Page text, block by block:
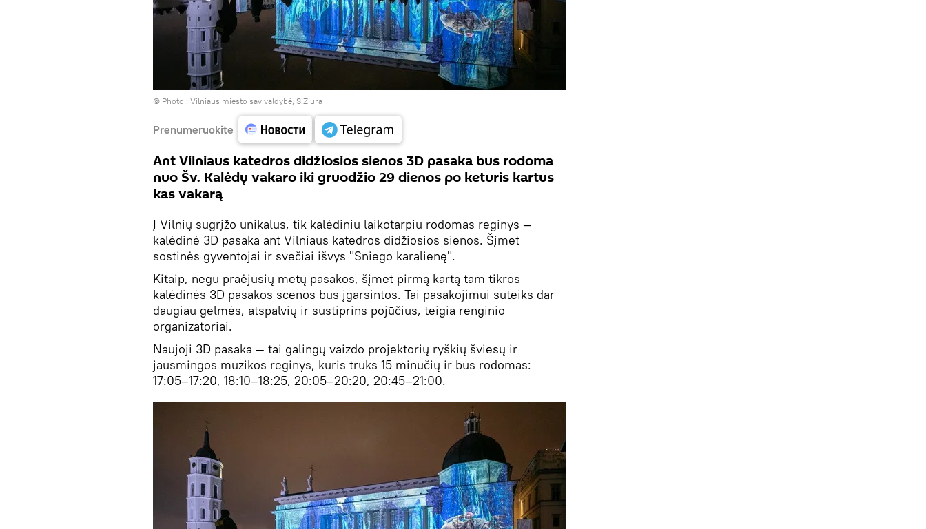
© Photo : Vilniaus miesto savivaldybė, S.Ziura
Prenumeruokite
Ant Vilniaus katedros didžiosios sienos 3D pasaka bus rodoma
nuo Šv. Kalėdų vakaro iki gruodžio 29 dienos po keturis kartus
kas vakarą
Į Vilnių sugrįžo unikalus, tik kalėdiniu laikotarpiu rodomas reginys —
kalėdinė 3D pasaka ant Vilniaus katedros didžiosios sienos. Šįmet
sostinės gyventojai ir svečiai išvys "Sniego karalienę".
Kitaip, negu praėjusių metų pasakos, šįmet pirmą kartą tam tikros
kalėdinės 3D pasakos scenos bus įgarsintos. Tai pasakojimui suteiks dar
daugiau gelmės, atspalvių ir sustiprins pojūčius, teigia renginio
organizatoriai.
Naujoji 3D pasaka — tai galingų vaizdo projektorių ryškių šviesų ir
jausmingos muzikos reginys, kuris truks 15 minučių ir bus rodomas:
17:05–17:20, 18:10–18:25, 20:05–20:20, 20:45–21:00.